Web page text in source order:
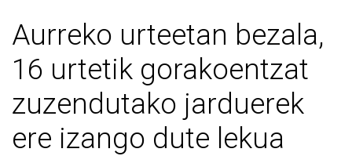
Aurreko urteetan bezala,
16 urtetik gorakoentzat
zuzendutako jarduerek
ere izango dute lekua